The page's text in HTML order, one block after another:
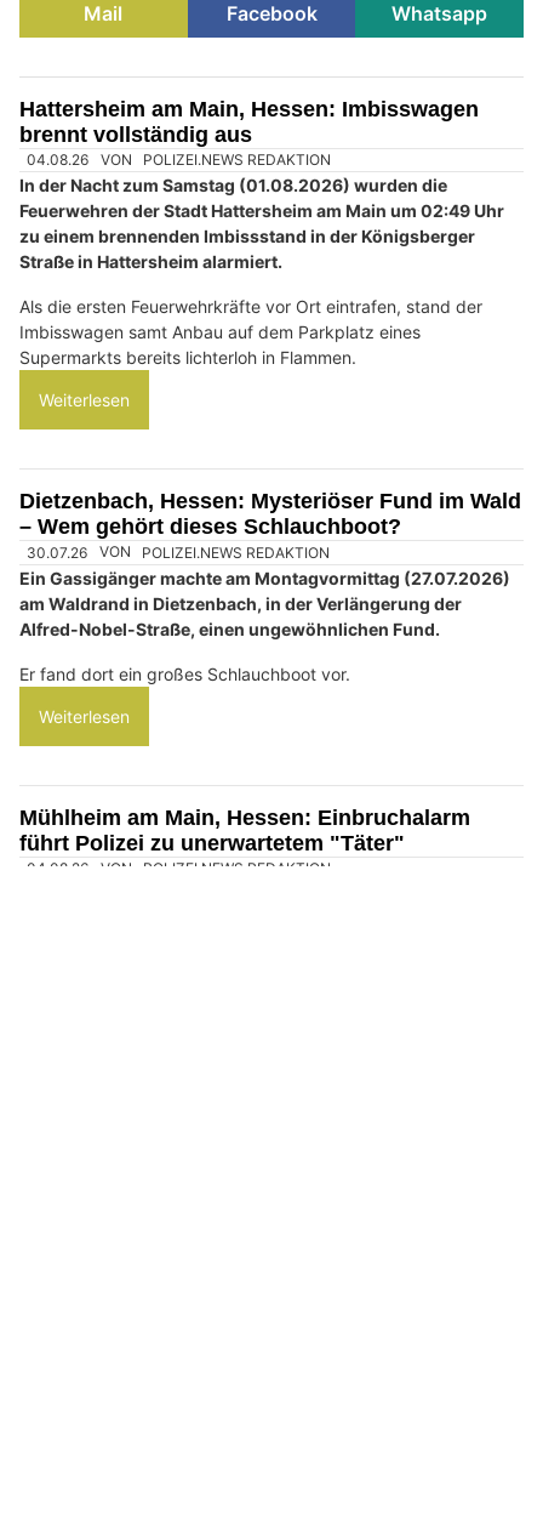
Mail
Facebook Whatsapp
Hattersheim am Main, Hessen: Imbisswagen
brennt vollständig aus
04.08.26 VON POLIZEI.NEWS REDAKTION
In der Nacht zum Samstag (01.08.2026) wurden die
Feuerwehren der Stadt Hattersheim am Main um 02:49 Uhr
zu einem brennenden Imbissstand in der Königsberger
Straße in Hattersheim alarmiert.
Als die ersten Feuerwehrkräfte vor Ort eintrafen, stand der
Imbisswagen samt Anbau auf dem Parkplatz eines